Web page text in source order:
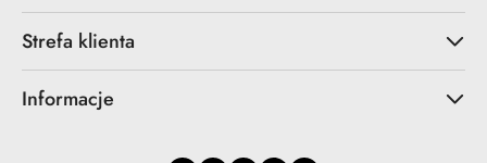
Strefa klienta
Informacje